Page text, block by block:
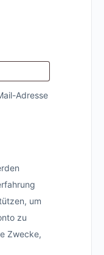
Adresse
um
zu
Zwecke,